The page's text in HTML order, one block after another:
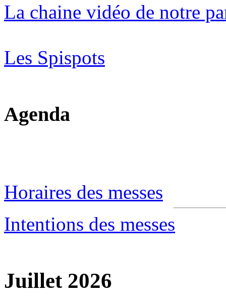
La chaine vidéo de notre
Les Spispots
Agenda
Horaires des messes
Intentions des messes
Juillet 2026